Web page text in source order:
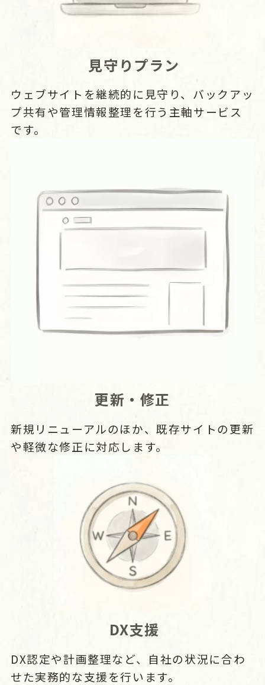
見守りプラン
ウェブサイトを継続的に見守り、バックアッ
プ共有や管理情報整理を行う主軸サービス
です。
更新・修正
新規リニューアルのほか、既存サイトの更新
や軽微な修正に対応します。
DX支援
DX認定や計画整理など、自社の状況に合わ
せた実務的な支援を行います。